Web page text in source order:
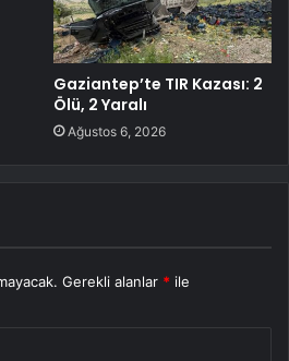
Gaziantep’te TIR Kazası: 2
Ölü, 2 Yaralı
Ağustos 6, 2026
Gerekli alanlar * ile